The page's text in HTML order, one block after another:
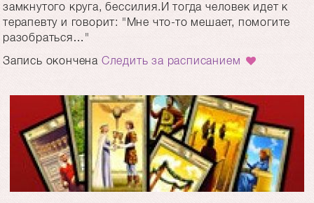
замкнутого круга, бессилия.И тогда человек идет к
терапевту и говорит: "Мне что-то мешает, помогите
разобраться…"
Запись окончена Следить за расписанием